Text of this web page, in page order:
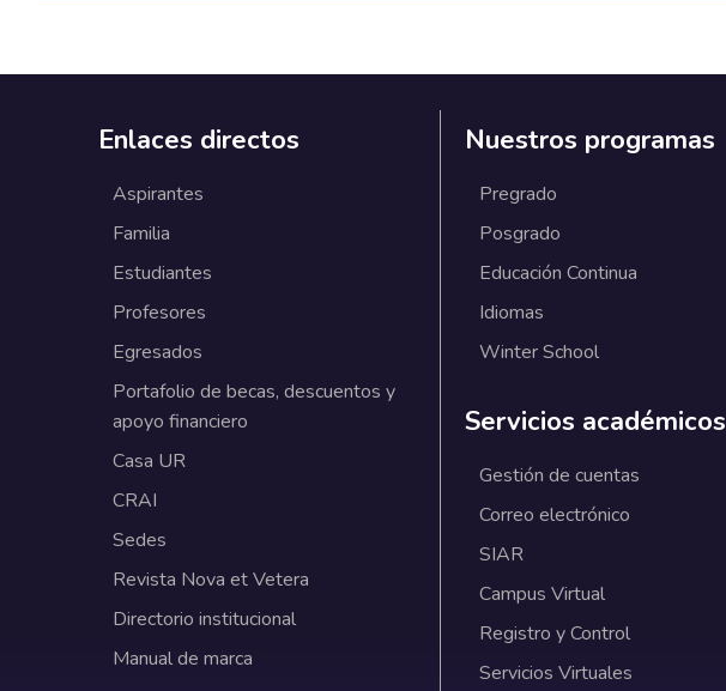
Enlaces directos
Aspirantes
Familia
Estudiantes
Profesores
Egresados
Portafolio de becas, descuentos y
apoyo financiero
Casa UR
CRAI
Sedes
Revista Nova et Vetera
Directorio institucional
Manual de marca
Nuestros programas
Pregrado
Posgrado
Educación Continua
Idiomas
Winter School
Servicios académicos
Gestión de cuentas
Correo electrónico
SIAR
Campus Virtual
Registro y Control
Servicios Virtuales